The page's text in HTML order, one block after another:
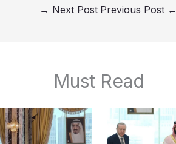
←
Next Post
→
Must Read